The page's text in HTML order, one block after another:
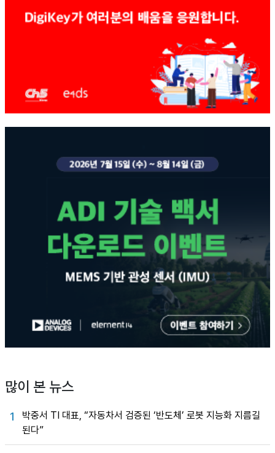
많이 본 뉴스
1
박중서 TI 대표, “자동차서 검증된 ‘반도체’ 로봇 지능화 지름길
된다”